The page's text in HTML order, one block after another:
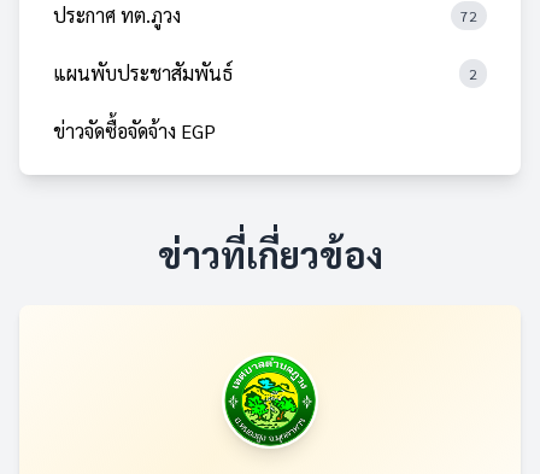
ประกาศ ทต.ภูวง 72
แผนพับประชาสัมพันธ์ 2
ข่าวจัดซื้อจัดจ้าง EGP
ข่าวที่เกี่ยวข้อง